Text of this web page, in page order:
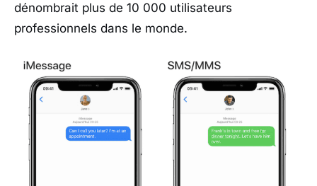
dénombrait plus de 10 000 utilisateurs
professionnels dans le monde.